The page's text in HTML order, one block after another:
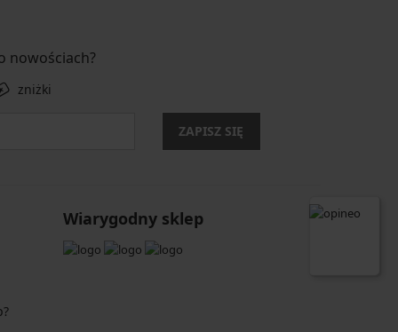
nowościach?
zniżki
ZAPISZ SIĘ
Wiarygodny sklep